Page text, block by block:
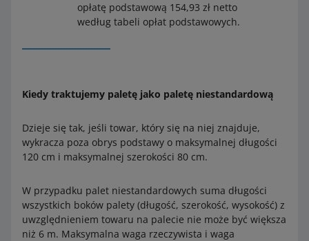
opłatę podstawową 154,93 zł netto
według tabeli opłat podstawowych.
Kiedy traktujemy paletę jako paletę niestandardową
Dzieje się tak, jeśli towar, który się na niej znajduje,
wykracza poza obrys podstawy o maksymalnej długości
120 cm i maksymalnej szerokości 80 cm.
W przypadku palet niestandardowych suma długości
wszystkich boków palety (długość, szerokość, wysokość) z
uwzględnieniem towaru na palecie nie może być większa
niż 6 m. Maksymalna waga rzeczywista i waga